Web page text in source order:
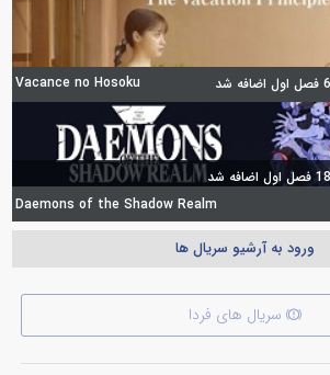
Vacance no Hosoku
Daemons of the Shadow Realm
ورود به آرشیو سریال ها
سریال های فردا